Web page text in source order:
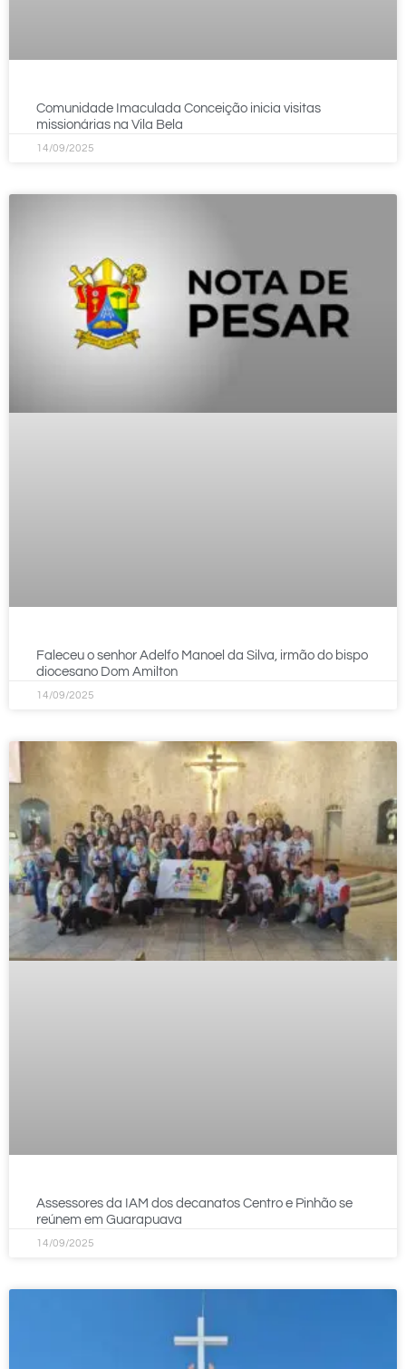
Comunidade Imaculada Conceição inicia visitas
missionárias na Vila Bela
14/09/2025
Faleceu o senhor Adelfo Manoel da Silva, irmão do bispo
diocesano Dom Amilton
14/09/2025
Assessores da IAM dos decanatos Centro e Pinhão se
reúnem em Guarapuava
14/09/2025